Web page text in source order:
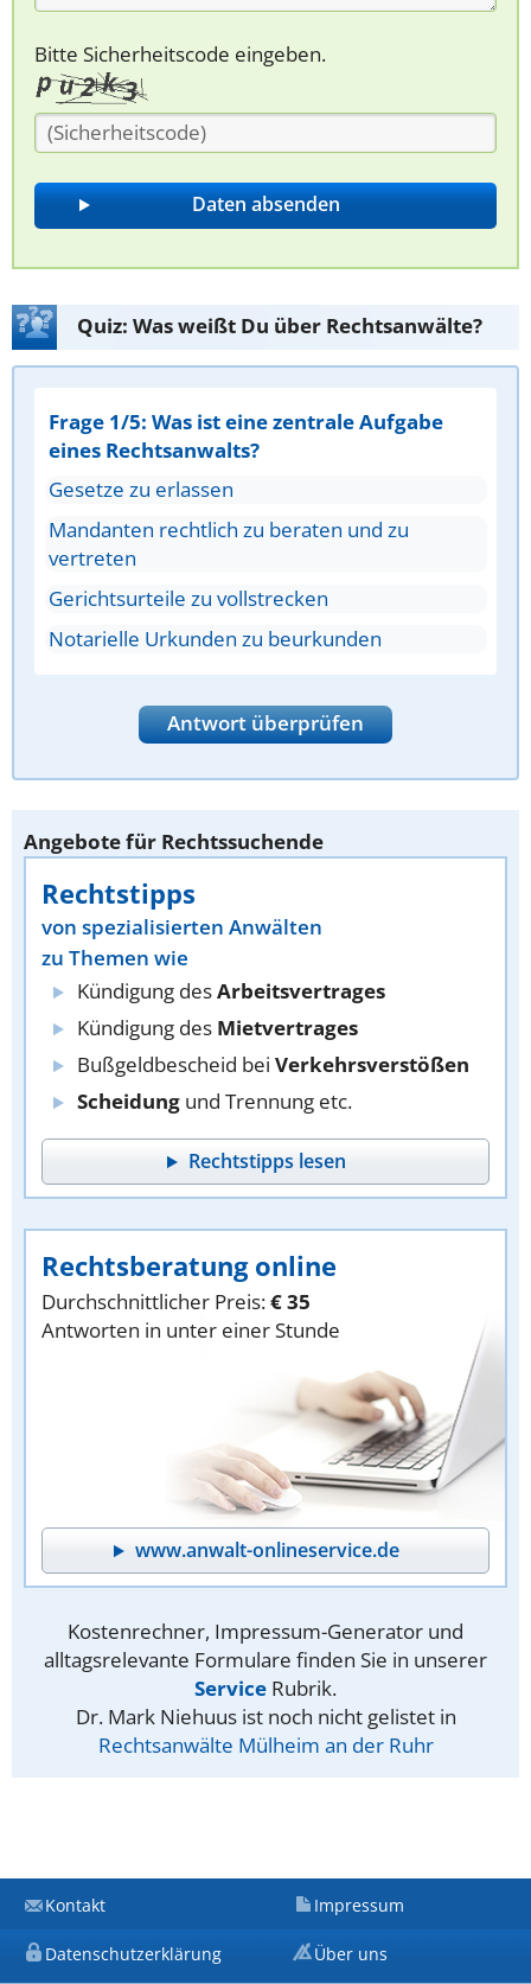
Bitte Sicherheitscode eingeben.
Quiz: Was weißt Du über Rechtsanwälte?
Frage 1/5: Was ist eine zentrale Aufgabe
eines Rechtsanwalts?
Gesetze zu erlassen
Mandanten rechtlich zu beraten und zu
vertreten
Gerichtsurteile zu vollstrecken
Notarielle Urkunden zu beurkunden
Antwort überprüfen
Angebote für Rechtssuchende
Rechtstipps
von spezialisierten Anwälten
zu Themen wie
Kündigung desArbeitsvertrages
Kündigung des Mietvertrages
Bußgeldbescheid bei Verkehrsverstößen
Scheidung und Trennung etc.
Rechtstipps lesen
Rechtsberatung online
Durchschnittlicher Preis:€ 35
Antworten in unter einer Stunde
www.anwalt-onlineservice.de
Kostenrechner, Impressum-Generator und
alltagsrelevante Formulare finden Sie in unserer
Service Rubrik.
Dr. Mark Niehuus ist noch nicht gelistet in
Rechtsanwälte Mülheim an der Ruhr
Kontakt Impressum
Datenschutzerklärung Über uns